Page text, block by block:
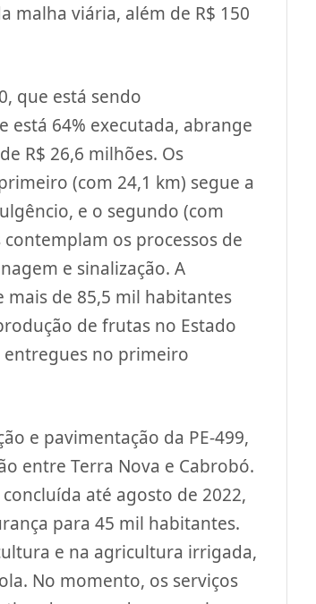
malha viária, além de R$ 150
que está sendo
64% executada, abrange
R$ 26,6 milhões. Os
(com 24,1 km) segue a
e o segundo (com
os processos de
e sinalização. A
mais de 85,5 mil habitantes
de frutas no Estado
entregues no primeiro
e pavimentação da PE-499,
entre Terra Nova e Cabrobó.
até agosto de 2022,
para 45 mil habitantes.
e na agricultura irrigada,
No momento, os serviços